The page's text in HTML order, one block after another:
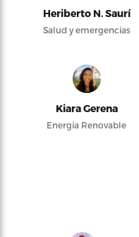
Heriberto N. Saurí
Salud y emergencias
Kiara Gerena
Energía Renovable